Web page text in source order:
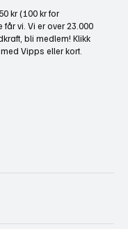
kr (100 kr for
vi. Vi er over 23.000
bli medlem! Klikk
Vipps eller kort.